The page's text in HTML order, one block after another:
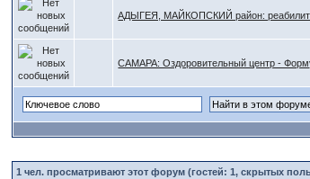
АДЫГЕЯ, МАЙКОПСКИЙ район:
САМАРА: Оздоровительный центр -
1 чел. просматривают этот форум (гостей: 1, скрытых